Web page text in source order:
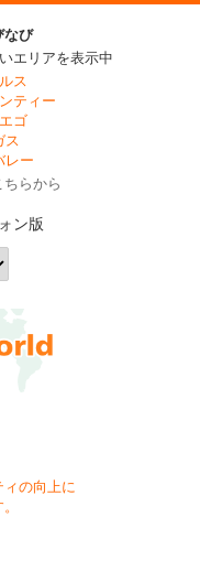
なび
エリアを表示中
ス
ティー
ゴ
ス
レー
らから
ン版
の向上に